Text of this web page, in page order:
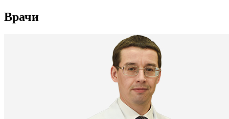
Врачи